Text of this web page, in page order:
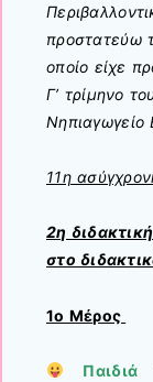
προστατεύω
οποίο είχε
Γ’ τρίμηνο
Νηπιαγωγείο
11η
2η
στο
1ο Μέρος